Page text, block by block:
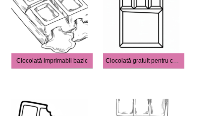
Ciocolată imprimabil bazic Ciocolată gratuit pentru copii